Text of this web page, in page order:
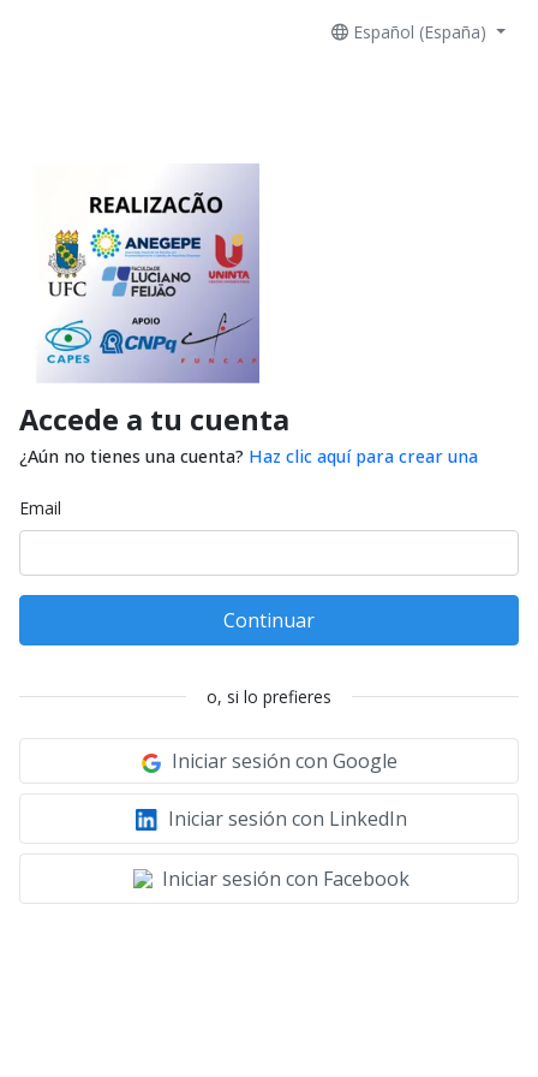
Español (España)
Accede a tu cuenta
¿Aún no tienes una cuenta? Haz clic aquí para crear una
Email
Continuar
o, si lo prefieres
Iniciar sesión con Google
Iniciar sesión con LinkedIn
Iniciar sesión con Facebook